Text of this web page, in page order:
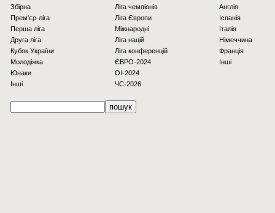
Збірна
Прем'єр-ліга
Перша ліга
Друга ліга
Кубок України
Молодіжка
Юнаки
Інші
Ліга чемпіонів
Ліга Європи
Міжнародні
Ліга націй
Ліга конференцій
ЄВРО-2024
OI-2024
ЧС-2026
Англія
Іспанія
Італія
Німеччина
Франція
Інші